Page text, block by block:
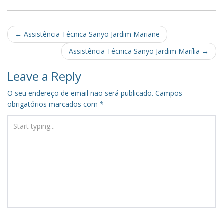
Post
navigation
← Assistência Técnica Sanyo Jardim Mariane
Assistência Técnica Sanyo Jardim Marília →
Leave a Reply
O seu endereço de email não será publicado. Campos
obrigatórios marcados com *